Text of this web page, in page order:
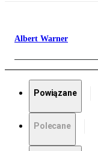
Albert Warner
Powiązane
Polecane